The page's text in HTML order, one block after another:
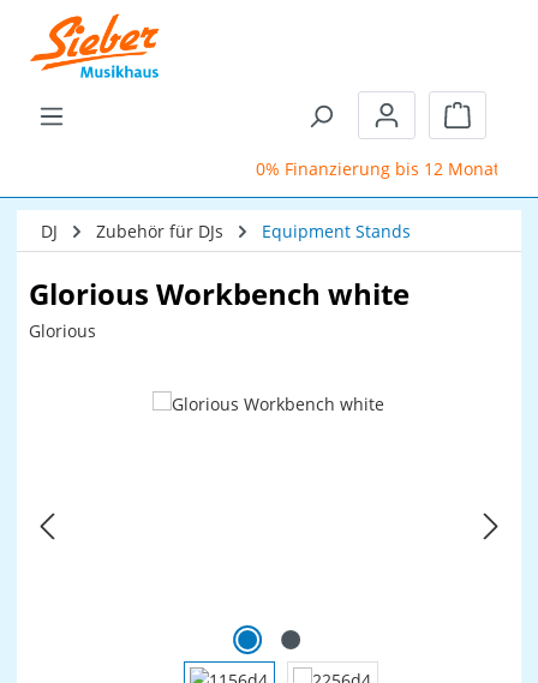
Zum Hauptinhalt springen
0% Finanzierung bis 12 Monate
DJ Zubehör für DJs Equipment Stands
Glorious Workbench white
Glorious
Bildergalerie überspringen